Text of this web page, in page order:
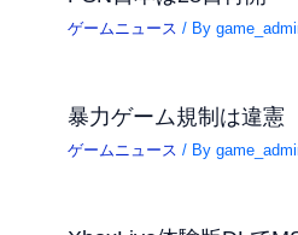
ゲームニュース / By
暴力ゲーム規制は違憲
ゲームニュース / By